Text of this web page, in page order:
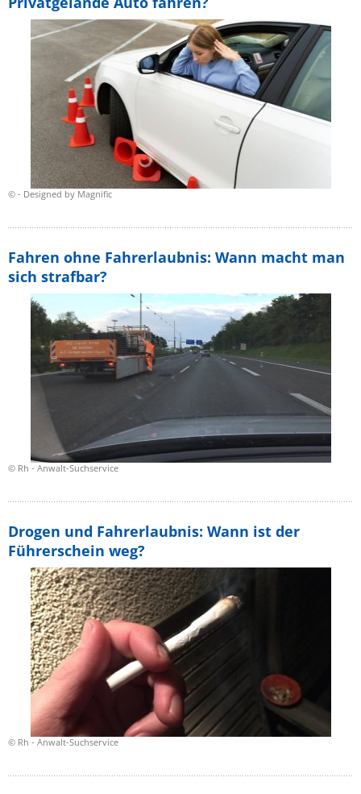
© - Designed by Magnific
© Rh - Anwalt-Suchservice
Fahren ohne Fahrerlaubnis: Wann macht man
sich strafbar?
© Rh - Anwalt-Suchservice
Drogen und Fahrerlaubnis: Wann ist der
Führerschein weg?